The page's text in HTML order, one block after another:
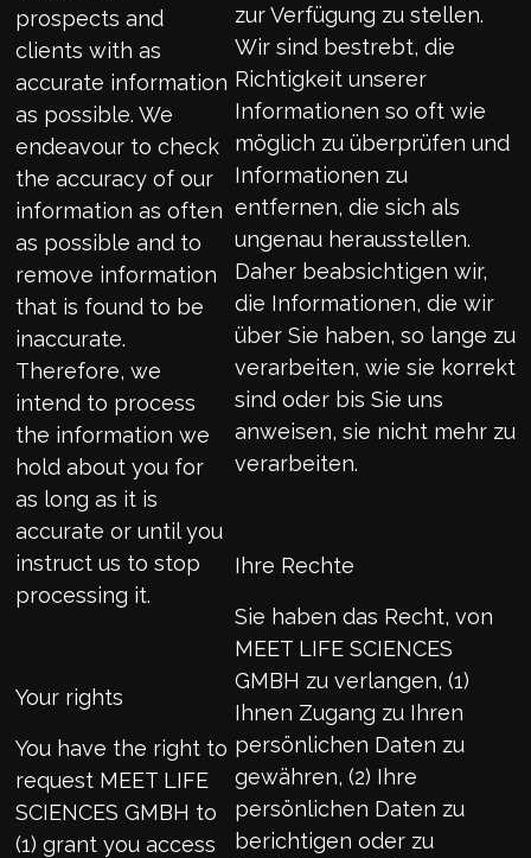
prospects and
clients with as
accurate information
as possible. We
endeavour to check
the accuracy of our
information as often
as possible and to
remove information
that is found to be
inaccurate.
Therefore, we
intend to process
the information we
hold about you for
as long as it is
accurate or until you
instruct us to stop
processing it.
Your rights
You have the right to
request MEET LIFE
SCIENCES GMBH to
(1) grant you access
zur Verfügung zu stellen.
Wir sind bestrebt, die
Richtigkeit unserer
Informationen so oft wie
möglich zu überprüfen und
Informationen zu
entfernen, die sich als
ungenau herausstellen.
Daher beabsichtigen wir,
die Informationen, die wir
über Sie haben, so lange zu
verarbeiten, wie sie korrekt
sind oder bis Sie uns
anweisen, sie nicht mehr zu
verarbeiten.
Ihre Rechte
Sie haben das Recht, von
MEET LIFE SCIENCES
GMBH zu verlangen, (1)
Ihnen Zugang zu Ihren
persönlichen Daten zu
gewähren, (2) Ihre
persönlichen Daten zu
berichtigen oder zu